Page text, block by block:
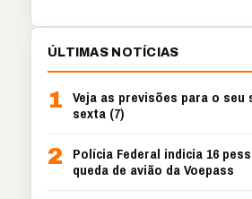
ÚLTIMAS NOTÍCIAS
1 Veja as previsões para o seu
sexta (7)
2
Polícia Federal indicia 16
queda de avião da Voepass